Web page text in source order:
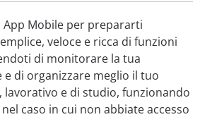
App Mobile per prepararti
veloce e ricca di funzioni
di monitorare la tua
e di organizzare meglio il tuo
e di studio, funzionando
caso in cui non abbiate accesso